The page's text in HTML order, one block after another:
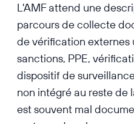
L'AMF attend une
parcours de collecte
de vérification externes
sanctions, PPE,
dispositif de
non intégré au reste de
est souvent mal